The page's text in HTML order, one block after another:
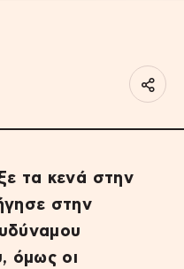
τα κενά στην
στην
όμως οι